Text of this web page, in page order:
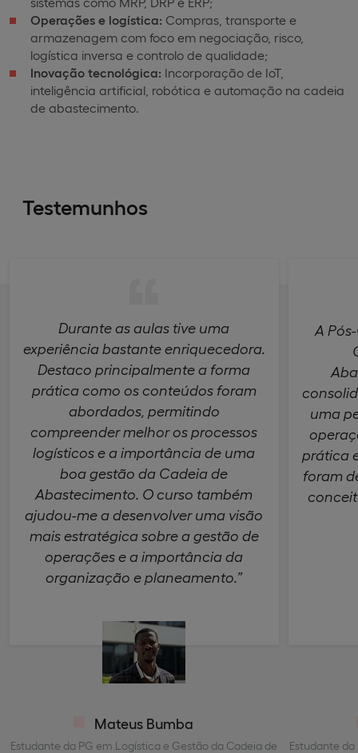
Operações e logística: Compras, transporte e
armazenagem com foco em negociação, risco,
logística inversa e controlo de qualidade;
Inovação tecnológica: Incorporação de IoT,
inteligência artificial, robótica e automação na cadeia
de abastecimento.
Testemunhos
Durante as aulas tive uma
experiência bastante enriquecedora.
Destaco principalmente a forma
prática como os conteúdos foram
abordados, permitindo
compreender melhor os processos
logísticos e a importância de uma
boa gestão da Cadeia de
Abastecimento. O curso também
ajudou-me a desenvolver uma visão
mais estratégica sobre a gestão de
operações e a importância da
organização e planeamento.”
Mateus Bumba
Estudante da PG em Logística e Gestão da Cadeia de
A
uma
prática
foram
Estudante